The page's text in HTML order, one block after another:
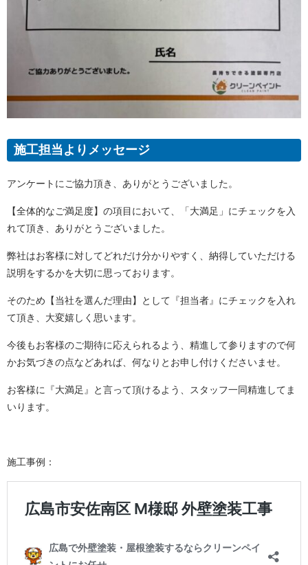
施工担当よりメッセージ
アンケートにご協力頂き、ありがとうございました。
【全体的なご満足度】の項目において、「大満足」にチェックを入
れて頂き、ありがとうございました。
弊社はお客様に対してどれだけ分かりやすく、納得していただける
説明をするかを大切に思っております。
そのため【当社を選んだ理由】として『担当者』にチェックを入れ
て頂き、大変嬉しく思います。
今後もお客様のご期待に応えられるよう、精進して参りますので何
かお気づきの点などあれば、何なりとお申し付けくださいませ。
お客様に『大満足』と言って頂けるよう、スタッフ一同精進してま
いります。
施工事例：